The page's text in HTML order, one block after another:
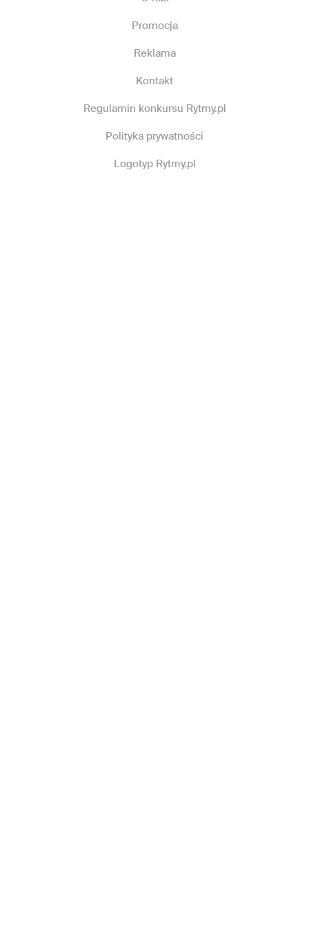
Promocja
Reklama
Kontakt
Regulamin konkursu Rytmy.pl
Polityka prywatności
Logotyp Rytmy.pl